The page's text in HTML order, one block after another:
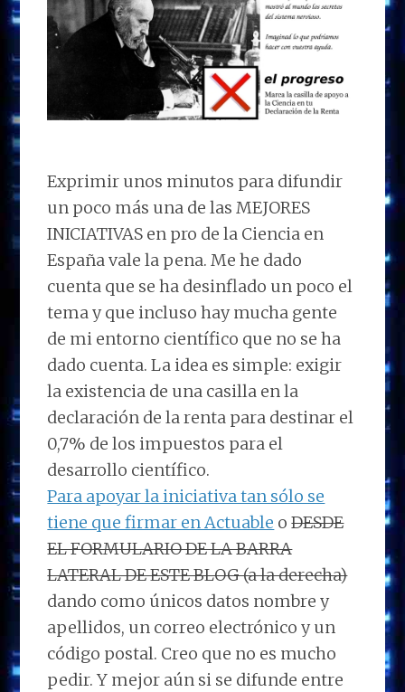
Exprimir unos minutos para difundir
un poco más una de las MEJORES
INICIATIVAS en pro de la Ciencia en
España vale la pena. Me he dado
cuenta que se ha desinflado un poco el
tema y que incluso hay mucha gente
de mi entorno científico que no se ha
dado cuenta. La idea es simple: exigir
la existencia de una casilla en la
declaración de la renta para destinar el
0,7% de los impuestos para el
desarrollo científico.
Para apoyar la iniciativa tan sólo se
tiene que firmar en Actuable oDESDE
EL FORMULARIO DE LA BARRA
LATERAL DE ESTE BLOG (a la derecha)
dando como únicos datos nombre y
apellidos, un correo electrónico y un
código postal. Creo que no es mucho
pedir. Y mejor aún si se difunde entre